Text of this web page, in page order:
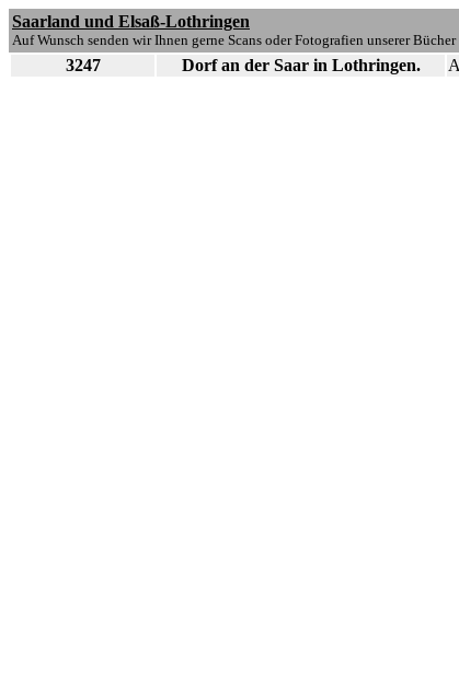
Saarland und Elsaß-Lothringen
Auf Wunsch senden wir Ihnen gerne Scans oder Fotografien unserer
3247
Dorf an der Saar in Lothringen.